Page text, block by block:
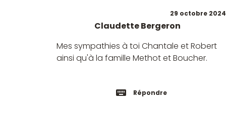
29 octobre 2024
Claudette Bergeron
Mes sympathies à toi Chantale et Robert
ainsi qu'à la famille Methot et Boucher.
Répondre